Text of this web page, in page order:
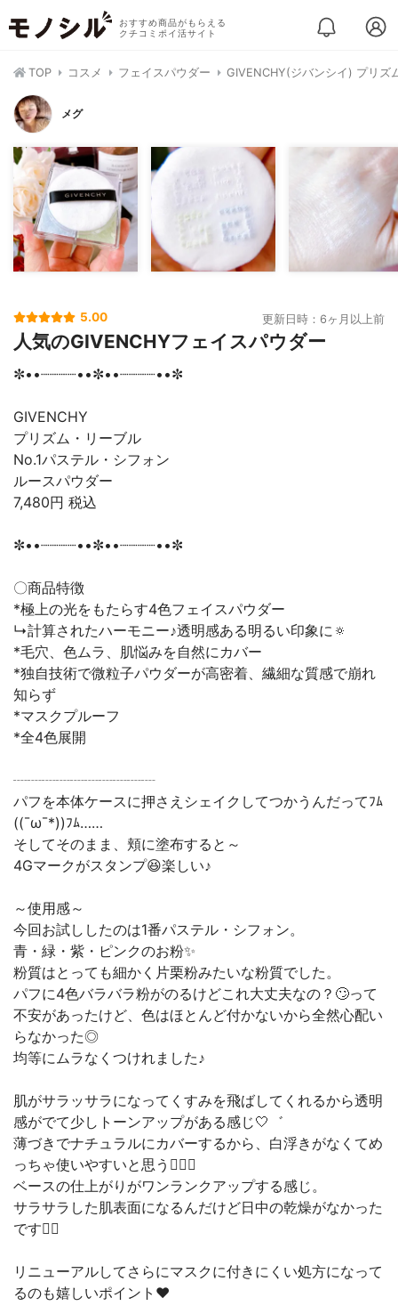
おすすめ商品がもらえる
クチコミポイ活サイト
TOP コスメ フェイスパウダー GIVENCHY(ジバンシイ) プリズ
メグ
5.00 更新日時：6ヶ月以上前
人気のGIVENCHYフェイスパウダー
✼••┈┈┈┈••✼••┈┈┈┈••✼
GIVENCHY
プリズム・リーブル
No.1パステル・シフォン
ルースパウダー
7,480円 税込
✼••┈┈┈┈••✼••┈┈┈┈••✼
〇商品特徴
*極上の光をもたらす4色フェイスパウダー
↳計算されたハーモニー♪透明感ある明るい印象に🔅
*毛穴、色ムラ、肌悩みを自然にカバー
*独自技術で微粒子パウダーが高密着、繊細な質感で崩れ
知らず
*マスクプルーフ
*全4色展開
┈┈┈┈┈┈┈┈┈┈
パフを本体ケースに押さえシェイクしてつかうんだってﾌﾑ
((¯ω¯*))ﾌﾑ……
そしてそのまま、頬に塗布すると～
4Gマークがスタンプ😆楽しい♪
～使用感～
今回お試ししたのは1番パステル・シフォン。
青・緑・紫・ピンクのお粉✨
粉質はとっても細かく片栗粉みたいな粉質でした。
パフに4色バラバラ粉がのるけどこれ大丈夫なの？🙄って
不安があったけど、色はほとんど付かないから全然心配い
らなかった◎
均等にムラなくつけれました♪
肌がサラッサラになってくすみを飛ばしてくれるから透明
感がでて少しトーンアップがある感じ🤍゛
薄づきでナチュラルにカバーするから、白浮きがなくてめ
っちゃ使いやすいと思う👍🏻✨
ベースの仕上がりがワンランクアップする感じ。
サラサラした肌表面になるんだけど日中の乾燥がなかった
です🙆‍♀️
リニューアルしてさらにマスクに付きにくい処方になって
るのも嬉しいポイント♥